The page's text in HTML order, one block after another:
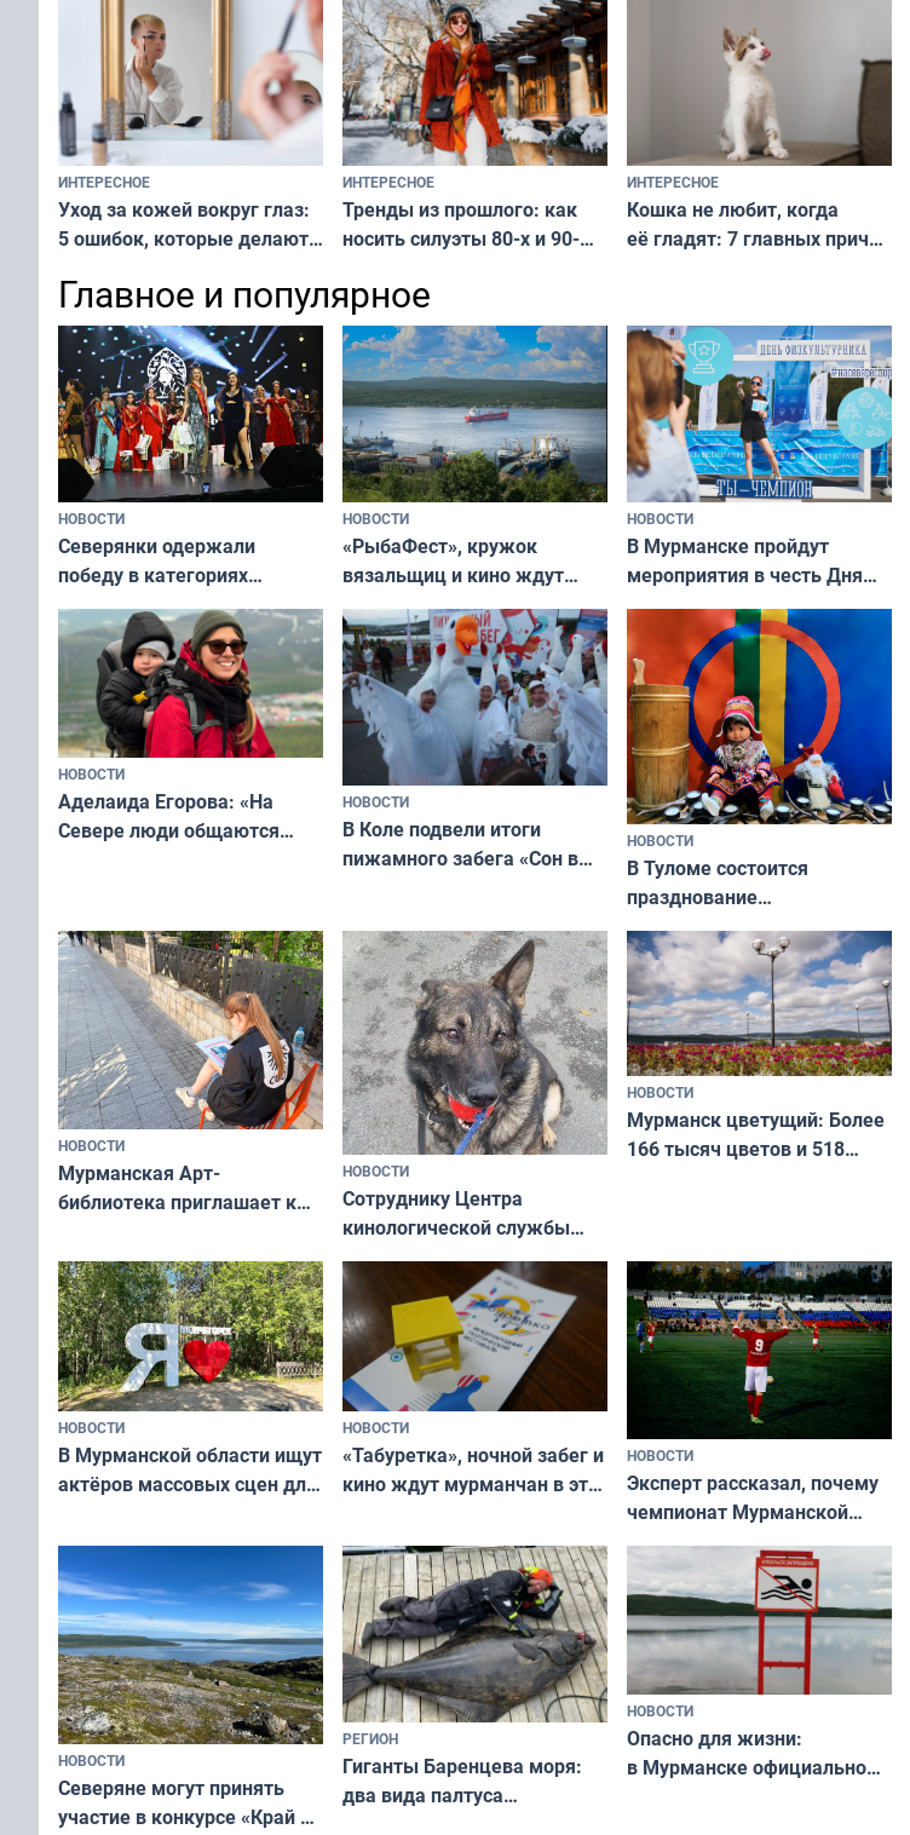
и характером
ИНТЕРЕСНОЕ
Уход за кожей вокруг глаз:
5 ошибок, которые делают
и вернуть свежий взгляд
без дорогих средств
ИНТЕРЕСНОЕ
Тренды из прошлого: как
носить силуэты 80-х и 90-
современно и стильно без
переплат
ИНТЕРЕСНОЕ
Кошка не любит, когда
её гладят: 7 главных причин
независимому питомцу
Главное и популярное
НОВОСТИ
Северянки одержали
победу в категориях
всероссийского конкурса
«Мисс и Миссис Великая
Русь»
НОВОСТИ
«РыбаФест», кружок
вязальщиц и кино ждут
мурманчан в эти выходные
НОВОСТИ
В Мурманске пройдут
мероприятия в честь Дня
физкультурника
НОВОСТИ
Аделаида Егорова: «На
Севере люди общаются
НОВОСТИ
В Коле подвели итоги
пижамного забега «Сон в
НОВОСТИ
В Туломе состоится
празднование
Международного дня
коренных народов мира
НОВОСТИ
Мурманская Арт-
библиотека приглашает к
и фотографов
НОВОСТИ
Сотруднику Центра
кинологической службы
ищут новый дом
НОВОСТИ
Мурманск цветущий: Более
166 тысяч цветов и 518
НОВОСТИ
В Мурманской области ищут
актёров массовых сцен для
короткометражном фильме
НОВОСТИ
«Табуретка», ночной забег и
кино ждут мурманчан в эти
НОВОСТИ
Эксперт рассказал, почему
чемпионат Мурманской
области по футболу остался
незамеченным
НОВОСТИ
Северяне могут принять
участие в конкурсе «Край у
РЕГИОН
Гиганты Баренцева моря:
два вида палтуса
НОВОСТИ
Опасно для жизни:
в Мурманске официально